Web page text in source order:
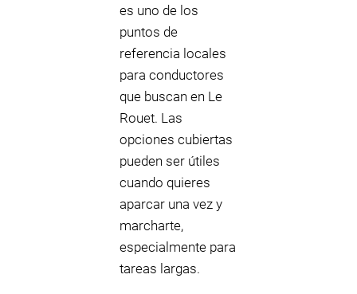
es uno de los
puntos de
referencia locales
para conductores
que buscan en Le
Rouet. Las
opciones cubiertas
pueden ser útiles
cuando quieres
aparcar una vez y
marcharte,
especialmente para
tareas largas.